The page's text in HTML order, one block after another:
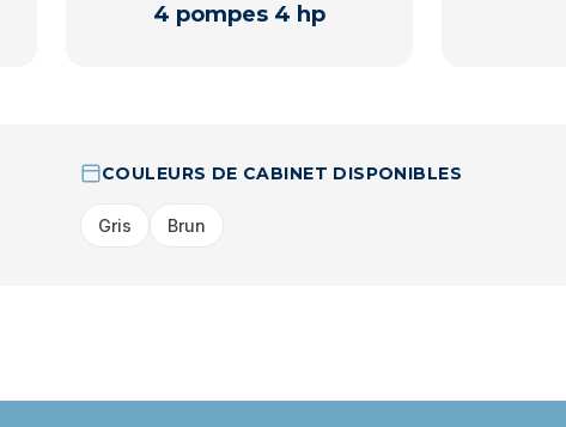
4 pompes 4 hp
COULEURS DE CABINET DISPONIBLES
Gris Brun